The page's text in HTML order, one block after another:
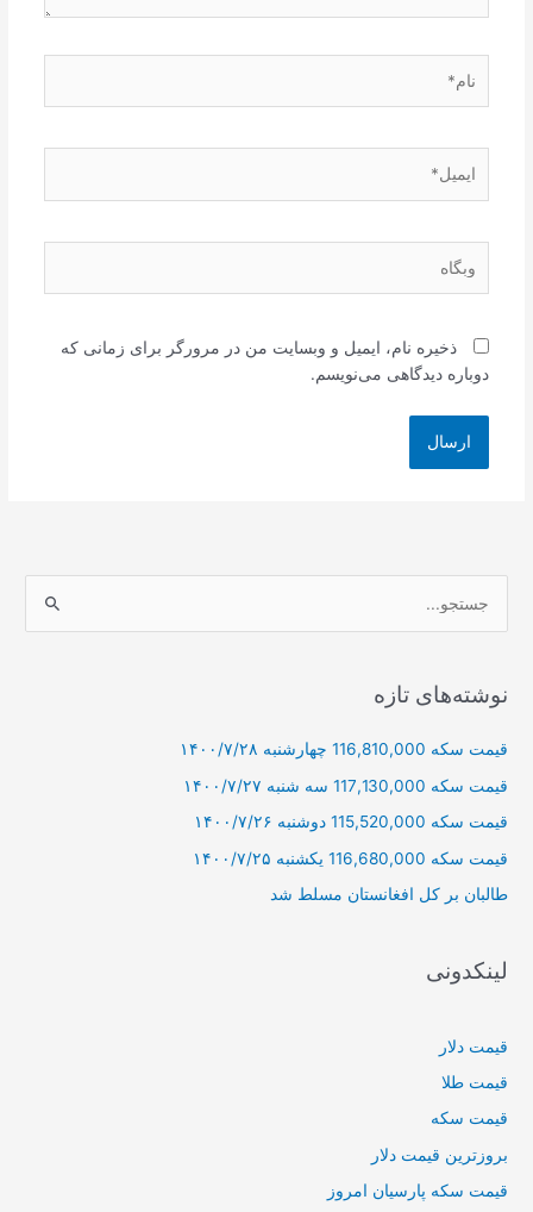
ذخیره نام، ایمیل و وبسایت من در مرورگر برای زمانی که
دوباره دیدگاهی می‌نویسم.
ب
ر
ا
نوشته‌های تازه
قیمت سکه 116,810,000 چهارشنبه ۱۴۰۰/۷/۲۸
قیمت سکه 117,130,000 سه شنبه ۱۴۰۰/۷/۲۷
قیمت سکه 115,520,000 دوشنبه ۱۴۰۰/۷/۲۶
قیمت سکه 116,680,000 یکشنبه ۱۴۰۰/۷/۲۵
طالبان بر كل افغانستان مسلط شد
لینکدونی
قیمت دلار
قیمت طلا
قیمت سکه
بروزترین قیمت دلار
قیمت سکه پارسیان امروز